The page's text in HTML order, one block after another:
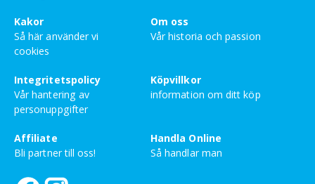
Thao Linh Le december 21, 2024
Daniel Holmström juni 19, 2023
Helt okej, smakade som det skulle. Lite få
portioner men det är ju då mitt fel för att jag
inte köpte fler!
Kakor
Så här använder vi
cookies
Om oss
Vår historia och passion
Integritetspolicy
Vår hantering av
personuppgifter
Köpvillkor
information om ditt köp
Affiliate
Bli partner till oss!
Handla Online
Så handlar man